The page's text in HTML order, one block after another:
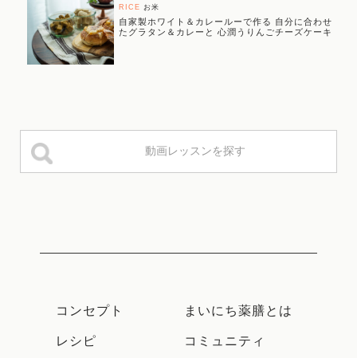
RICE お米
自家製ホワイト＆カレールーで作る 自分に合わせ
たグラタン＆カレーと 心潤うりんごチーズケーキ
コンセプト まいにち薬膳とは
レシピ コミュニティ